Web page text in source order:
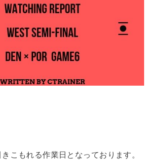
こもれる作業日となっております。